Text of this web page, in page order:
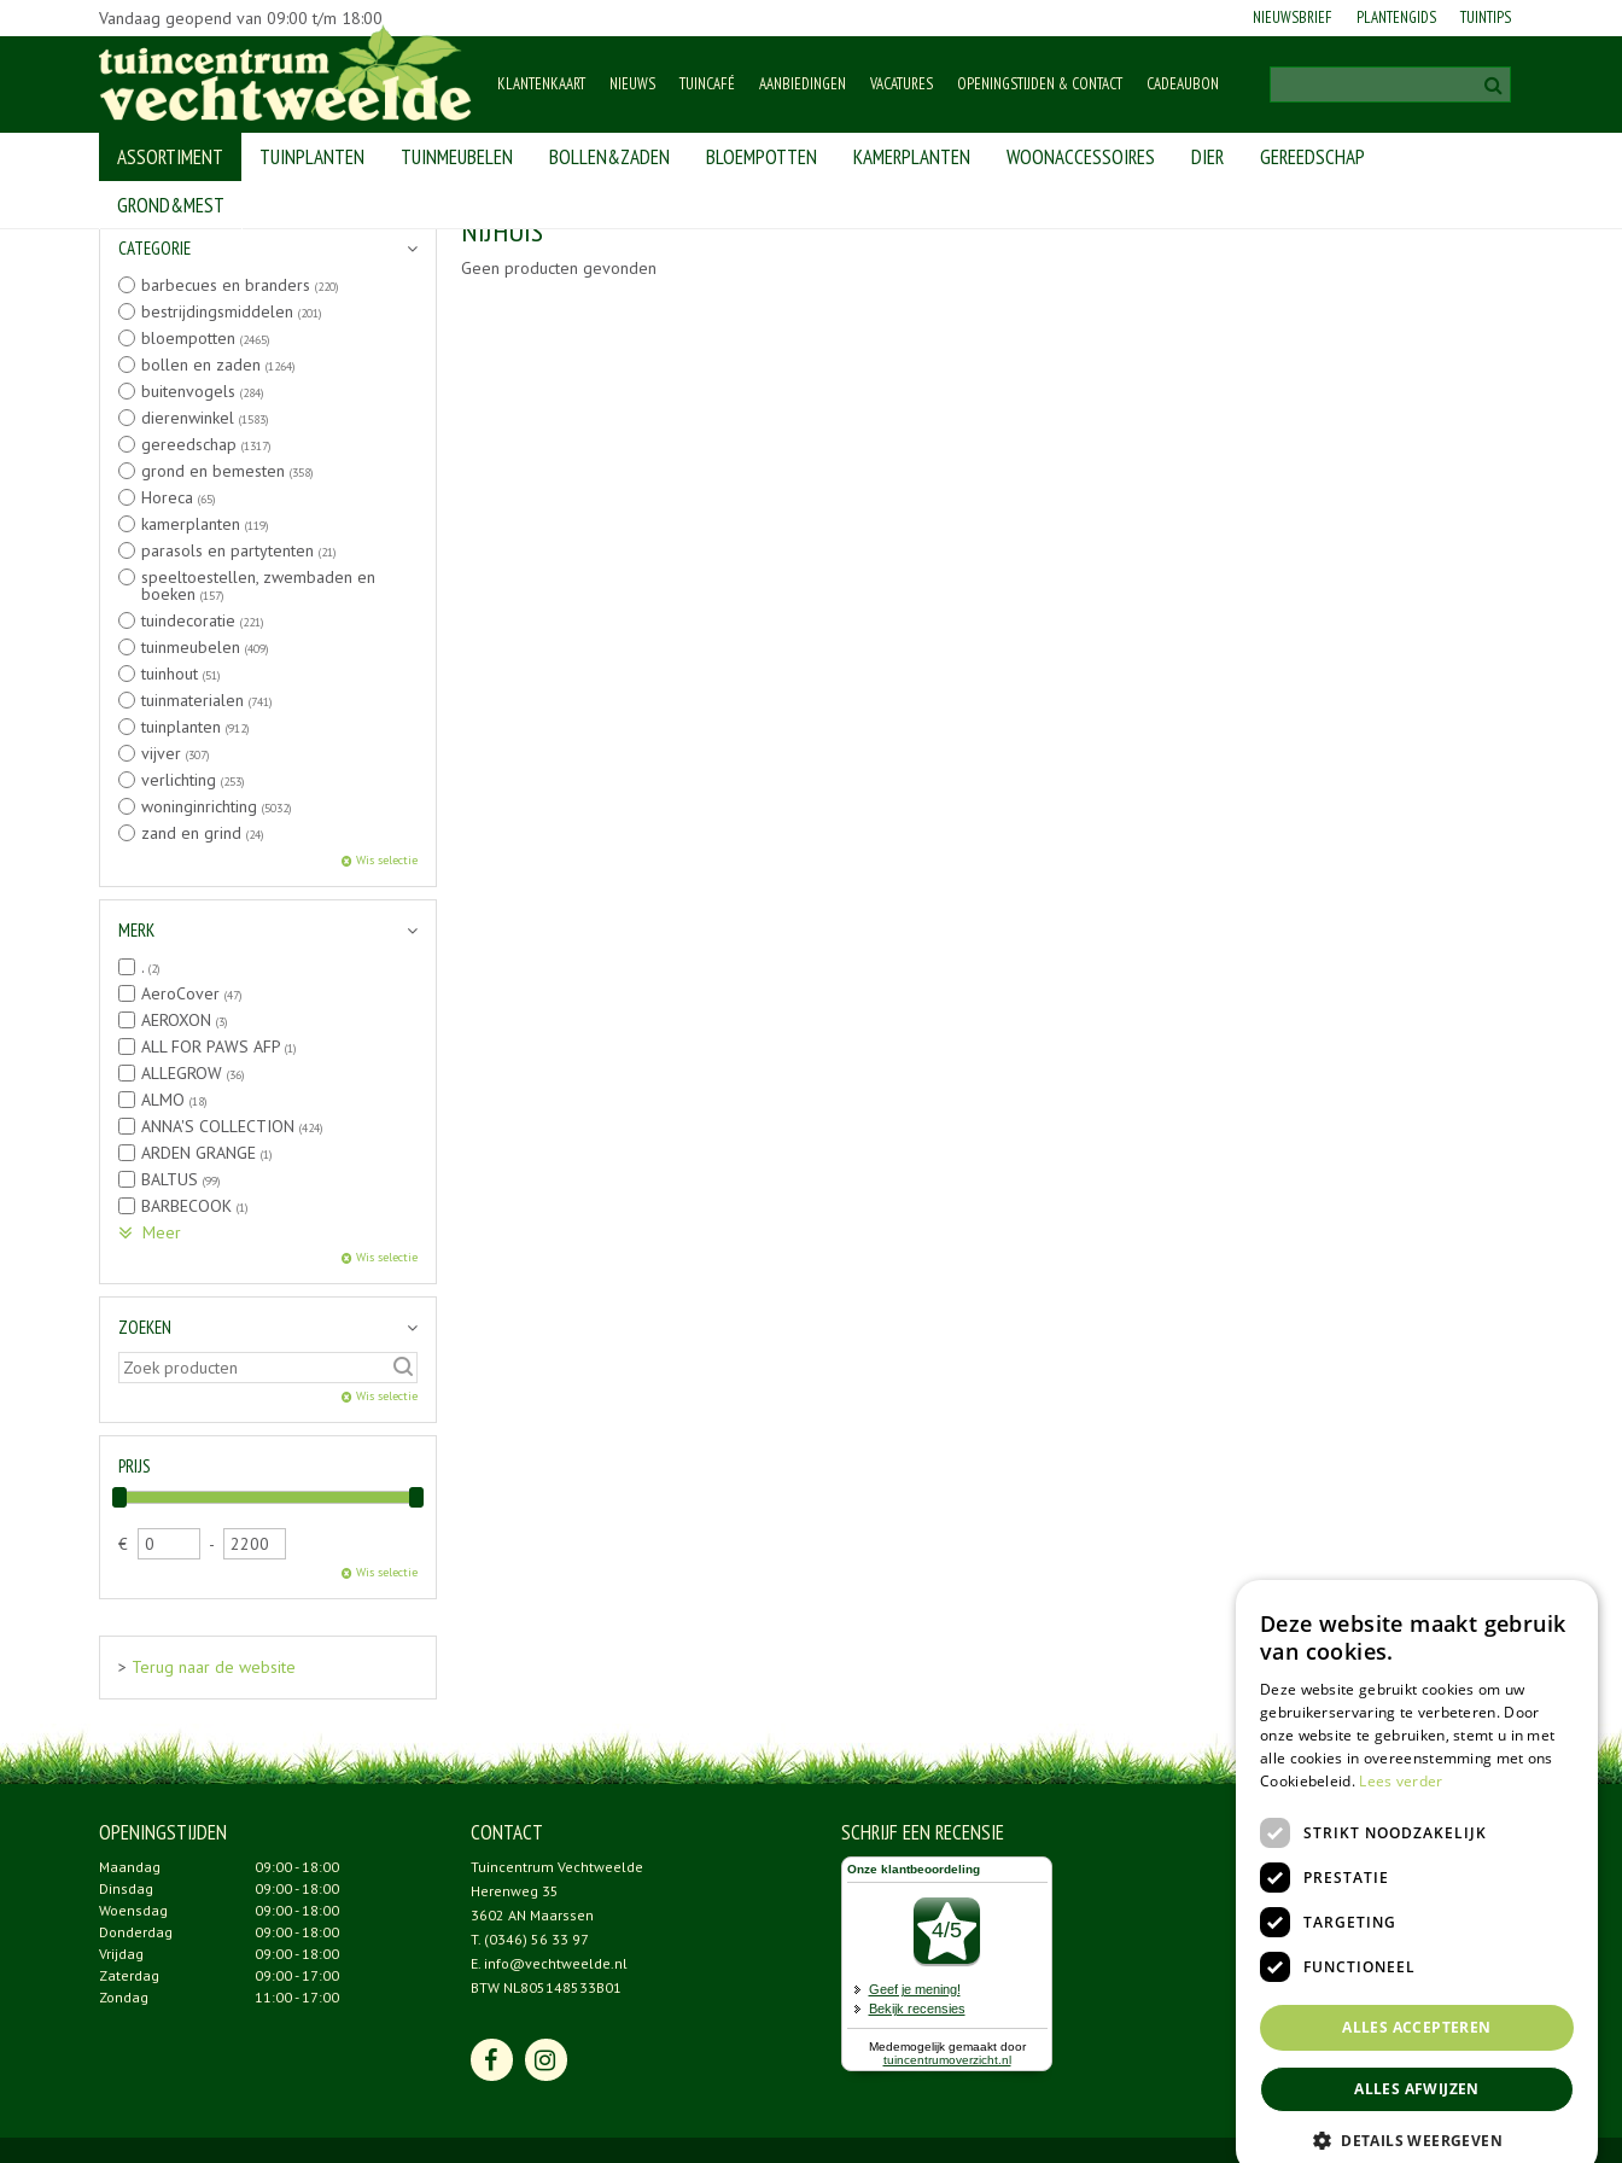
Home > Producten
Vandaag geopend van 09:00 t/m 18:00 NIEUWSBRIEF PLANTENGIDS TUINTIPS
KLANTENKAART NIEUWS TUINCAFÉ AANBIEDINGEN VACATURES OPENINGSTIJDEN & CONTACT CADEAUBON
ASSORTIMENT TUINPLANTEN TUINMEUBELEN BOLLEN&ZADEN BLOEMPOTTEN KAMERPLANTEN WOONACCESSOIRES DIER
GEREEDSCHAP
GROND&MEST
NIJHUIS
Geen producten gevonden
CATEGORIE
barbecues en branders (220)
bestrijdingsmiddelen (201)
bloempotten (2465)
bollen en zaden (1264)
buitenvogels (284)
dierenwinkel (1583)
gereedschap (1317)
grond en bemesten (358)
Horeca (65)
kamerplanten (119)
parasols en partytenten (21)
speeltoestellen, zwembaden en
boeken (157)
tuindecoratie (221)
tuinmeubelen (409)
tuinhout (51)
tuinmaterialen (741)
tuinplanten (912)
vijver (307)
verlichting (253)
woninginrichting (5032)
zand en grind (24)
Wis selectie
MERK
. (2)
AeroCover (47)
AEROXON (3)
ALL FOR PAWS AFP (1)
ALLEGROW (36)
ALMO (18)
ANNA'S COLLECTION (424)
ARDEN GRANGE (1)
BALTUS (99)
BARBECOOK (1)
Meer
Wis selectie
ZOEKEN
Wis selectie
PRIJS
€ -
Wis selectie
> Terug naar de website
OPENINGSTIJDEN
Maandag
09:00 - 18:00
Dinsdag
09:00 - 18:00
Woensdag
09:00 - 18:00
Donderdag
09:00 - 18:00
Vrijdag
09:00 - 18:00
Zaterdag
09:00 - 17:00
Zondag
11:00 - 17:00
CONTACT
Tuincentrum Vechtweelde
Herenweg 35
3602 AN Maarssen
T. (0346) 56 33 97
E. info@vechtweelde.nl
BTW NL805148533B01
SCHRIJF EEN RECENSIE
Deze website maakt gebruik
van cookies.
Deze website gebruikt cookies om uw
gebruikerservaring te verbeteren. Door
onze website te gebruiken, stemt u in met
alle cookies in overeenstemming met ons
Cookiebeleid. Lees verder
STRIKT NOODZAKELIJK
PRESTATIE
TARGETING
FUNCTIONEEL
ALLES ACCEPTEREN
ALLES AFWIJZEN
DETAILS WEERGEVEN